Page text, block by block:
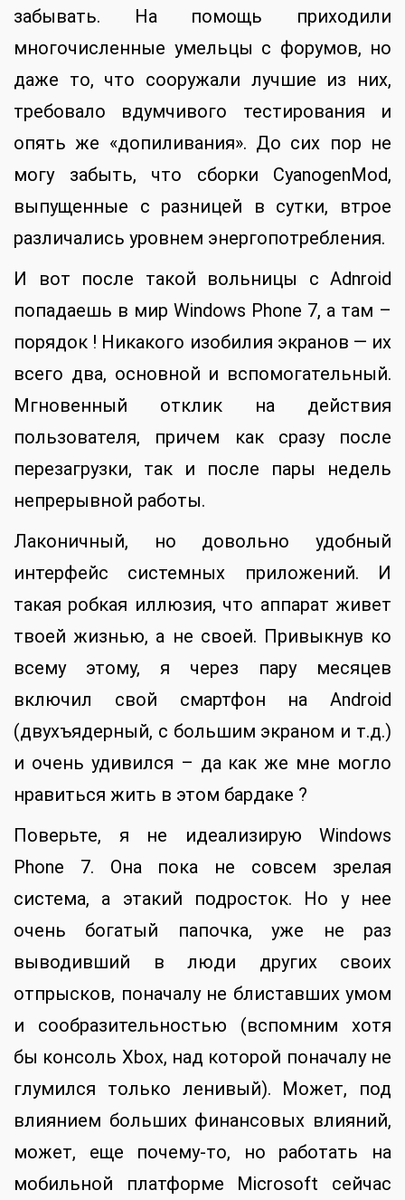
забывать. На помощь приходили
многочисленные умельцы с форумов, но
даже то, что сооружали лучшие из них,
требовало вдумчивого тестирования и
опять же «допиливания». До сих пор не
могу забыть, что сборки CyanogenMod,
выпущенные с разницей в сутки, втрое
различались уровнем энергопотребления.
И вот после такой вольницы с Adnroid
попадаешь в мир Windows Phone 7, а там –
порядок ! Никакого изобилия экранов — их
всего два, основной и вспомогательный.
Мгновенный отклик на действия
пользователя, причем как сразу после
перезагрузки, так и после пары недель
непрерывной работы.
Лаконичный, но довольно удобный
интерфейс системных приложений. И
такая робкая иллюзия, что аппарат живет
твоей жизнью, а не своей. Привыкнув ко
всему этому, я через пару месяцев
включил свой смартфон на Android
(двухъядерный, с большим экраном и т.д.)
и очень удивился – да как же мне могло
нравиться жить в этом бардаке ?
Поверьте, я не идеализирую Windows
Phone 7. Она пока не совсем зрелая
система, а этакий подросток. Но у нее
очень богатый папочка, уже не раз
выводивший в люди других своих
отпрысков, поначалу не блиставших умом
и сообразительностью (вспомним хотя
бы консоль Xbox, над которой поначалу не
глумился только ленивый). Может, под
влиянием больших финансовых влияний,
может, еще почему-то, но работать на
мобильной платформе Microsoft сейчас